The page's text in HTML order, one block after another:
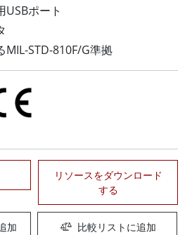
USBポート
MIL-STD-810F/G準拠
リソースをダウンロード
する
加 比較リストに追加